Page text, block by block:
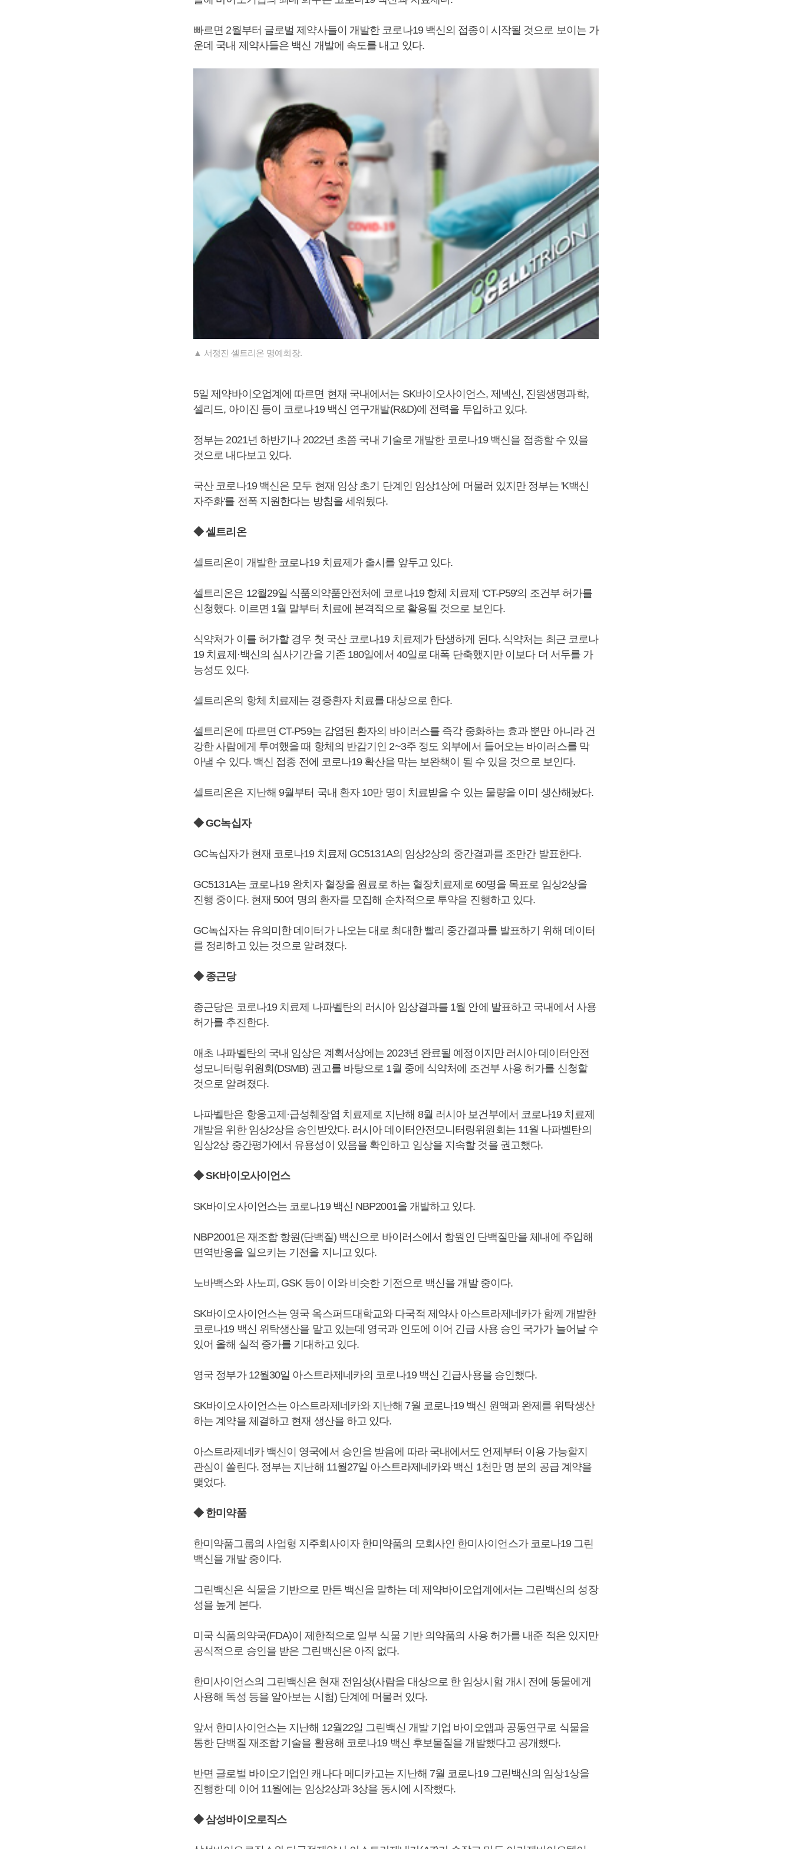
빠르면 2월부터 글로벌 제약사들이 개발한 코로나19 백신의 접종이 시작될 것으로 보이는 가
운데 국내 제약사들은 백신 개발에 속도를 내고 있다.
▲ 서정진 셀트리온 명예회장.
5일 제약바이오업계에 따르면 현재 국내에서는 SK바이오사이언스, 제넥신, 진원생명과학,
셀리드, 아이진 등이 코로나19 백신 연구개발(R&D)에 전력을 투입하고 있다.
정부는 2021년 하반기나 2022년 초쯤 국내 기술로 개발한 코로나19 백신을 접종할 수 있을
것으로 내다보고 있다.
국산 코로나19 백신은 모두 현재 임상 초기 단계인 임상1상에 머물러 있지만 정부는 'K백신
자주화'를 전폭 지원한다는 방침을 세워뒀다.
◆ 셀트리온
셀트리온이 개발한 코로나19 치료제가 출시를 앞두고 있다.
셀트리온은 12월29일 식품의약품안전처에 코로나19 항체 치료제 'CT-P59'의 조건부 허가를
신청했다. 이르면 1월 말부터 치료에 본격적으로 활용될 것으로 보인다.
식약처가 이를 허가할 경우 첫 국산 코로나19 치료제가 탄생하게 된다. 식약처는 최근 코로나
19 치료제·백신의 심사기간을 기존 180일에서 40일로 대폭 단축했지만 이보다 더 서두를 가
능성도 있다.
셀트리온의 항체 치료제는 경증환자 치료를 대상으로 한다.
셀트리온에 따르면 CT-P59는 감염된 환자의 바이러스를 즉각 중화하는 효과 뿐만 아니라 건
강한 사람에게 투여했을 때 항체의 반감기인 2~3주 정도 외부에서 들어오는 바이러스를 막
아낼 수 있다. 백신 접종 전에 코로나19 확산을 막는 보완책이 될 수 있을 것으로 보인다.
셀트리온은 지난해 9월부터 국내 환자 10만 명이 치료받을 수 있는 물량을 이미 생산해놨다.
◆ GC녹십자
GC녹십자가 현재 코로나19 치료제 GC5131A의 임상2상의 중간결과를 조만간 발표한다.
GC5131A는 코로나19 완치자 혈장을 원료로 하는 혈장치료제로 60명을 목표로 임상2상을
진행 중이다. 현재 50여 명의 환자를 모집해 순차적으로 투약을 진행하고 있다.
GC녹십자는 유의미한 데이터가 나오는 대로 최대한 빨리 중간결과를 발표하기 위해 데이터
를 정리하고 있는 것으로 알려졌다.
◆ 종근당
종근당은 코로나19 치료제 나파벨탄의 러시아 임상결과를 1월 안에 발표하고 국내에서 사용
허가를 추진한다.
애초 나파벨탄의 국내 임상은 계획서상에는 2023년 완료될 예정이지만 러시아 데이터안전
성모니터링위원회(DSMB) 권고를 바탕으로 1월 중에 식약처에 조건부 사용 허가를 신청할
것으로 알려졌다.
나파벨탄은 항응고제·급성췌장염 치료제로 지난해 8월 러시아 보건부에서 코로나19 치료제
개발을 위한 임상2상을 승인받았다. 러시아 데이터안전모니터링위원회는 11월 나파벨탄의
임상2상 중간평가에서 유용성이 있음을 확인하고 임상을 지속할 것을 권고했다.
◆ SK바이오사이언스
SK바이오사이언스는 코로나19 백신 NBP2001을 개발하고 있다.
NBP2001은 재조합 항원(단백질) 백신으로 바이러스에서 항원인 단백질만을 체내에 주입해
면역반응을 일으키는 기전을 지니고 있다.
노바백스와 사노피, GSK 등이 이와 비슷한 기전으로 백신을 개발 중이다.
SK바이오사이언스는 영국 옥스퍼드대학교와 다국적 제약사 아스트라제네카가 함께 개발한
코로나19 백신 위탁생산을 맡고 있는데 영국과 인도에 이어 긴급 사용 승인 국가가 늘어날 수
있어 올해 실적 증가를 기대하고 있다.
영국 정부가 12월30일 아스트라제네카의 코로나19 백신 긴급사용을 승인했다.
SK바이오사이언스는 아스트라제네카와 지난해 7월 코로나19 백신 원액과 완제를 위탁생산
하는 계약을 체결하고 현재 생산을 하고 있다.
아스트라제네카 백신이 영국에서 승인을 받음에 따라 국내에서도 언제부터 이용 가능할지
관심이 쏠린다. 정부는 지난해 11월27일 아스트라제네카와 백신 1천만 명 분의 공급 계약을
맺었다.
◆ 한미약품
한미약품그룹의 사업형 지주회사이자 한미약품의 모회사인 한미사이언스가 코로나19 그린
백신을 개발 중이다.
그린백신은 식물을 기반으로 만든 백신을 말하는 데 제약바이오업계에서는 그린백신의 성장
성을 높게 본다.
미국 식품의약국(FDA)이 제한적으로 일부 식물 기반 의약품의 사용 허가를 내준 적은 있지만
공식적으로 승인을 받은 그린백신은 아직 없다.
한미사이언스의 그린백신은 현재 전임상(사람을 대상으로 한 임상시험 개시 전에 동물에게
사용해 독성 등을 알아보는 시험) 단계에 머물러 있다.
앞서 한미사이언스는 지난해 12월22일 그린백신 개발 기업 바이오앱과 공동연구로 식물을
통한 단백질 재조합 기술을 활용해 코로나19 백신 후보물질을 개발했다고 공개했다.
반면 글로벌 바이오기업인 캐나다 메디카고는 지난해 7월 코로나19 그린백신의 임상1상을
진행한 데 이어 11월에는 임상2상과 3상을 동시에 시작했다.
◆ 삼성바이오로직스